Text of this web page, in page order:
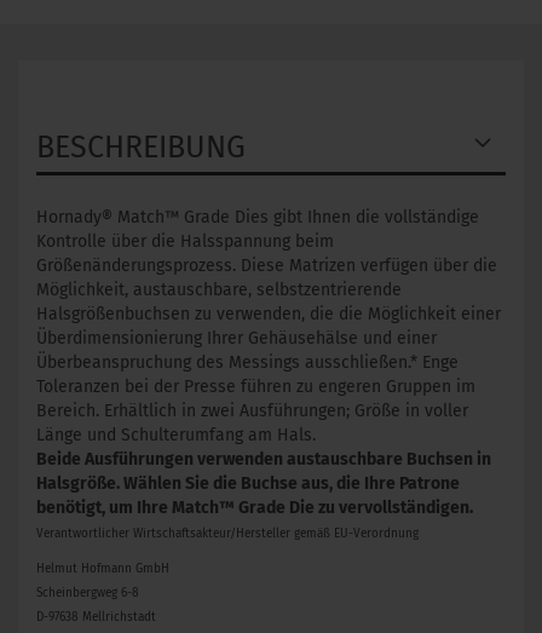
BESCHREIBUNG
Hornady® Match™ Grade Dies gibt Ihnen die vollständige
Kontrolle über die Halsspannung beim
Größenänderungsprozess. Diese Matrizen verfügen über die
Möglichkeit, austauschbare, selbstzentrierende
Halsgrößenbuchsen zu verwenden, die die Möglichkeit einer
Überdimensionierung Ihrer Gehäusehälse und einer
Überbeanspruchung des Messings ausschließen.* Enge
Toleranzen bei der Presse führen zu engeren Gruppen im
Bereich. Erhältlich in zwei Ausführungen; Größe in voller
Länge und Schulterumfang am Hals.
Beide Ausführungen verwenden austauschbare Buchsen in
Halsgröße. Wählen Sie die Buchse aus, die Ihre Patrone
benötigt, um Ihre Match™ Grade Die zu vervollständigen.
Verantwortlicher Wirtschaftsakteur/Hersteller gemäß EU-Verordnung
Helmut Hofmann GmbH
Scheinbergweg 6-8
D-97638 Mellrichstadt